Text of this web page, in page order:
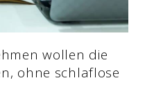
wollen die
ohne schlaflose